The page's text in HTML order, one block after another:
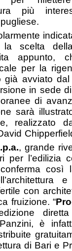
più
la scelta
appunto,
per la
già avviato
in sede
di
sarà
realizzato
, grande
per
così
con
fruizione. “
è
di Bari e